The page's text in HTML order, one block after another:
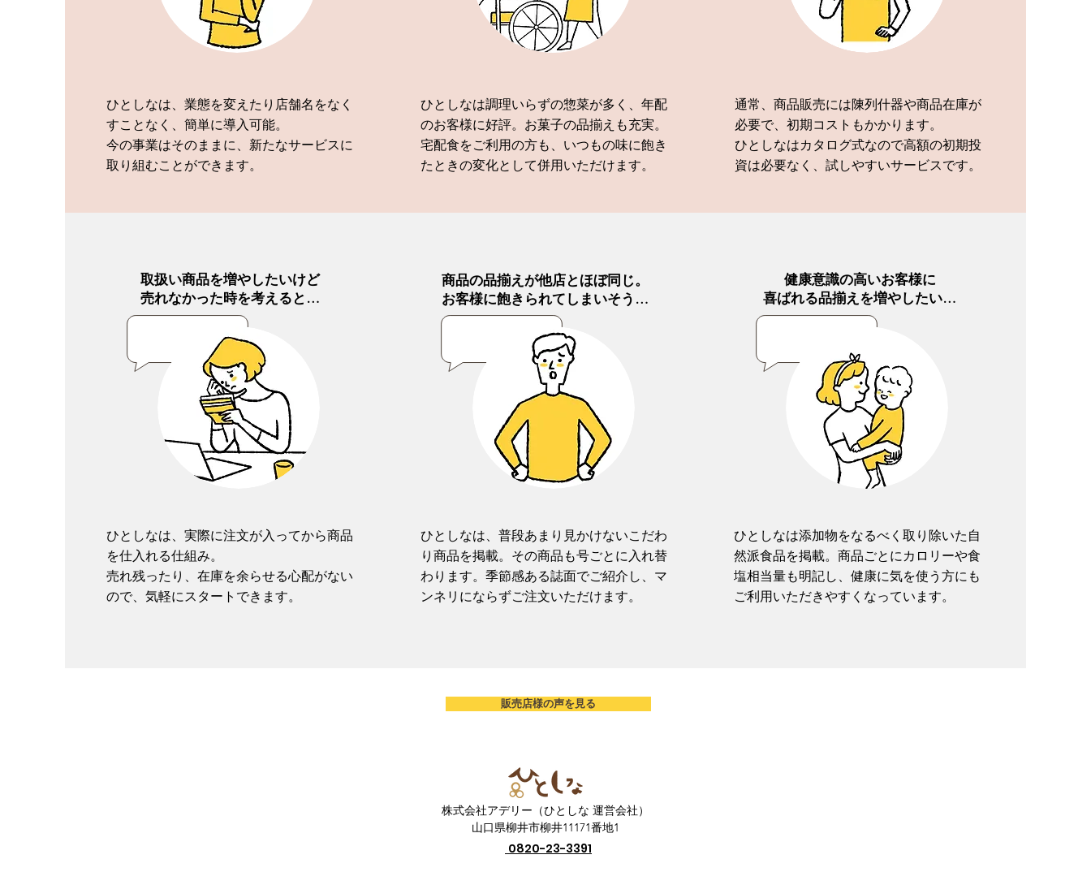
ひとしなは、業態を変えたり店舗名をなく
すことなく、簡単に導入可能。
今の事業はそのままに、新たなサービスに
取り組むことができます。
ひとしなは調理いらずの惣菜が多く、年配
のお客様に好評。お菓子の品揃えも充実。
宅配食をご利用の方も、いつもの味に飽き
たときの変化として併用いただけます。
通常、商品販売には陳列什器や商品在庫が
必要で、初期コストもかかります。
ひとしなはカタログ式なので高額の初期投
資は必要なく、試しやすいサービスです。
取扱い商品を増やしたいけど
売れなかった時を考えると…
ひとしなは、実際に注文が入ってから商品
を仕入れる仕組み。
売れ残ったり、在庫を余らせる心配がない
ので、気軽にスタートできます。
商品の品揃えが他店とほぼ同じ。
お客様に飽きられてしまいそう…
ひとしなは、普段あまり見かけないこだわ
り商品を掲載。その商品も号ごとに入れ替
わります。季節感ある誌面でご紹介し、マ
ンネリにならずご注文いただけます。
健康意識の高いお客様に
喜ばれる品揃えを増やしたい…
ひとしなは添加物をなるべく取り除いた自
然派食品を掲載。商品ごとにカロリーや食
塩相当量も明記し、健康に気を使う方にも
ご利用いただきやすくなっています。
販売店様の声を見る
株式会社アデリー（ひとしな 運営会社）
山口県柳井市柳井11171番地1
0820-23-3391